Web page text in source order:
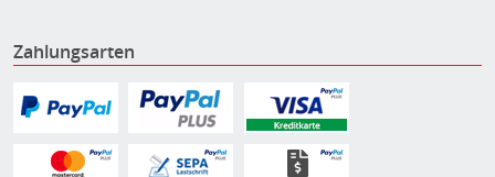
Zahlungsarten